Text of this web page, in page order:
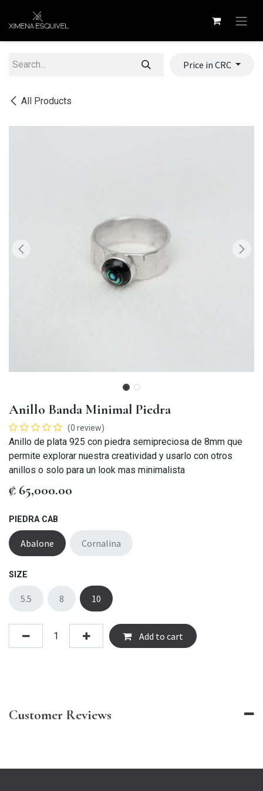
All Products
Price in CRC
Anillo Banda Minimal Piedra
(0 review)
Anillo de plata 925 con piedra semipreciosa de 8mm que
permite explorar nuestra creatividad y usarlo con otros
anillos o solo para un look mas minimalista
₡ 65,000.00
PIEDRA CAB
Abalone Cornalina
SIZE
5.5 8 10
Add to cart
Customer Reviews